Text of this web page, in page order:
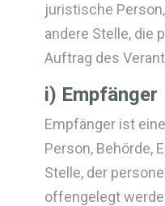
juristische
andere Stelle, die
Auftrag des
i) Empfänger
Empfänger ist
Person, Behörde,
Stelle, der
offengelegt